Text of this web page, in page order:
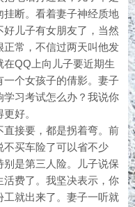
断。看着妻子神经质地
儿子有女朋友了，当然
常，不信过两天叫他发
在QQ上向儿子要近期生
个女孩子的倩影。妻子
习考试怎么办？我说你
好。
直接要，都是拐着弯。前
买车险了可以省不少
是第三人险。儿子说保
费了。我坚决表示，你
就出来了。妻子一听就